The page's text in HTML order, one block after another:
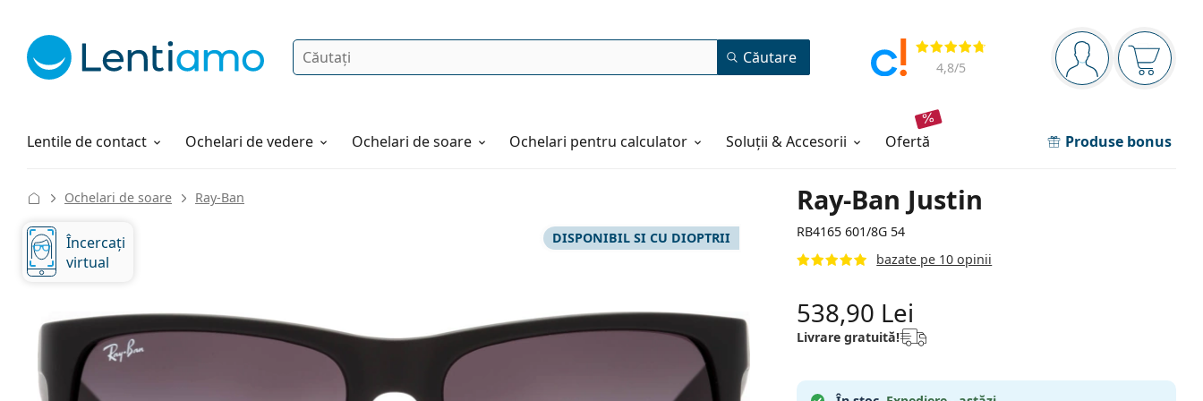
Panou de navigare
Sunteți logat
Coșul
Opinii
4,8/5
Căutare Căutare
Lentile de contact
Soluții Ochelari de vedere Ochelari de soare Ochelari pentru calculator Soluții & Accesorii ofertă Produse bonus
Cum comandați
Ray-Ban Justin
RB4165 601/8G 54
bazate pe 10 opinii
Ochelari de soare Ray-Ban
DISPONIBIL SI CU DIOPTRII
Încercați
virtual
538,90 Lei
Livrare gratuită!